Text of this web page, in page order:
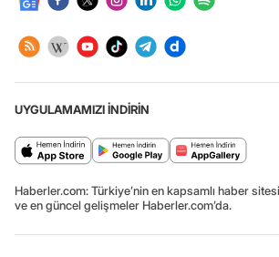
UYGULAMAMIZI İNDİRİN
Haberler.com: Türkiye’nin en kapsamlı haber
ve en güncel gelişmeler Haberler.com’da.